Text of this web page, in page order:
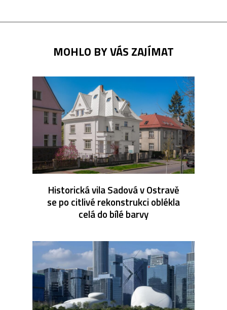
MOHLO BY VÁS ZAJÍMAT
Historická vila Sadová v Ostravě
se po citlivé rekonstrukci oblékla
celá do bílé barvy